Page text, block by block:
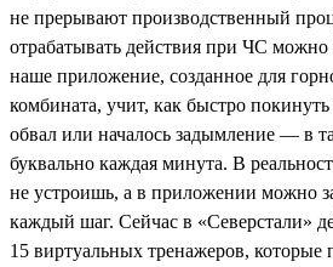
не прерывают производственный
отрабатывать действия при ЧС
наше приложение, созданное для
комбината, учит, как быстро
обвал или началось задымление — в
буквально каждая минута. В
не устроишь, а в приложении можно
каждый шаг. Сейчас в «Северстали»
15 виртуальных тренажеров,